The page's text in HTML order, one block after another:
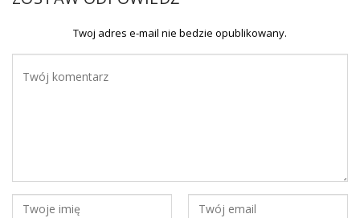
Twoj adres e-mail nie bedzie opublikowany.